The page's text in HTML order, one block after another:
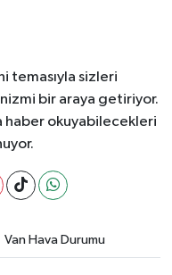
temasıyla sizleri
bir araya getiriyor.
haber okuyabilecekleri
Van Hava Durumu